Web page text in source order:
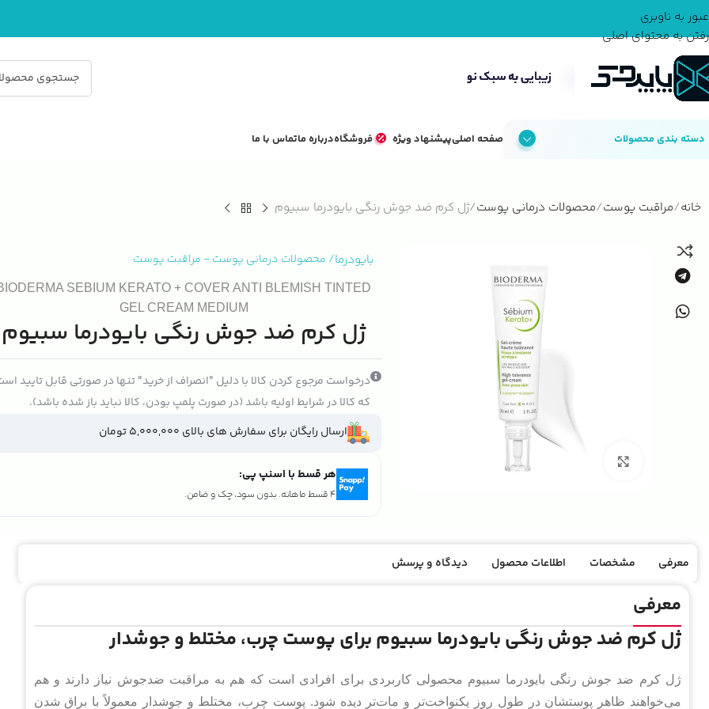
عبور به ناوبری
رفتن به محتوای اصلی
دسته بندی محصولات صفحه اصلیپیشنهاد ویژه فروشگاهدرباره ماتماس با ما
خانه مراقبت پوست محصولات درمانی پوست ژل کرم ضد جوش رنگی بایودرما سبیوم
بایودرما/ محصولات درمانی پوست- مراقبت پوست
SEBIUM KERATO + COVER ANTI BLEMISH TINTED
GEL CREAM MEDIUM
ژل کرم ضد جوش رنگی بایودرما سبیوم
درخواست مرجوع کردن کالا با دلیل "انصراف از خرید" تنها در صورتی قابل تایید
که کالا در شرایط اولیه باشد (در صورت پلمپ بودن، کالا نباید باز شده باشد).
ارسال رایگان برای سفارش های بالای 5,000,000 تومان
هر قسط با اسنپ پی:
4 قسط ماهانه. بدون سود، چک و ضامن.
معرفی مشخصات اطلاعات محصول دیدگاه و پرسش
معرفی
ژل کرم ضد جوش رنگی بایودرما سبیوم برای پوست چرب، مختلط و جوشدار
ژل کرم ضد جوش رنگی بایودرما سبیوم محصولی کاربردی برای افرادی است که هم به مراقبت ضدجوش نیاز دارند و هم
می‌خواهند ظاهر پوستشان در طول روز یکنواخت‌تر و مات‌تر دیده شود. پوست چرب، مختلط و جوشدار معمولاً با براق شدن